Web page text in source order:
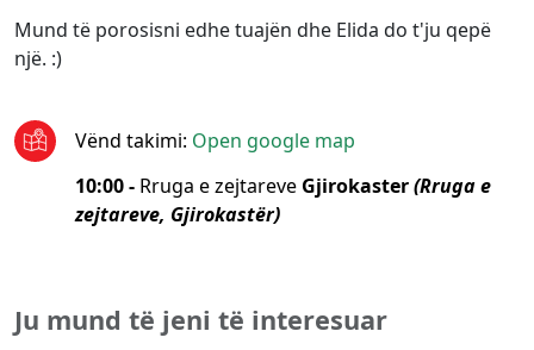
Mund të porosisni edhe tuajën dhe Elida do t'ju qepë
një. :)
Vënd takimi: Open google map
10:00 - Rruga e zejtareve Gjirokaster(Rruga e
zejtareve, Gjirokastër)
Ju mund të jeni të interesuar